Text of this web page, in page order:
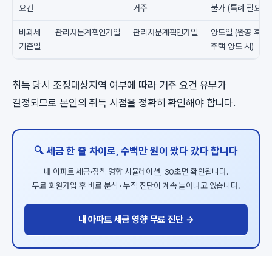
요건
거주
불가 (특례 필요)
비과세
기준일
관리처분계획인가일 관리처분계획인가일
양도일 (완공 후
주택 양도 시)
취득 당시 조정대상지역 여부에 따라 거주 요건 유무가
결정되므로 본인의 취득 시점을 정확히 확인해야 합니다.
🔍 세금 한 줄 차이로, 수백만 원이 왔다 갔다 합니다
내 아파트 세금·정책 영향 시뮬레이션, 30초면 확인됩니다.
무료 회원가입 후 바로 분석 · 누적 진단이 계속 늘어나고 있습니다.
내 아파트 세금 영향 무료 진단 →